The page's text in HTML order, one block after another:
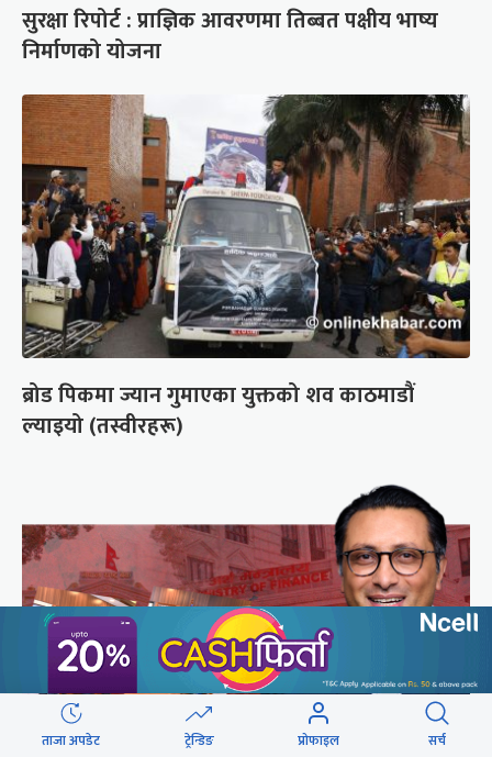
सुरक्षा रिपोर्ट : प्राज्ञिक आवरणमा तिब्बत पक्षीय भाष्य
निर्माणको योजना
ब्रोड पिकमा ज्यान गुमाएका युक्तको शव काठमाडौं
ल्याइयो (तस्वीरहरू)
ताजा अपडेट ट्रेन्डिङ प्रोफाइल सर्च